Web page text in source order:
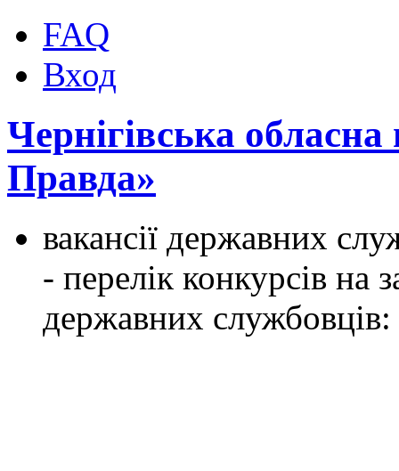
FAQ
Вход
Чернігівська
Правда»
вакансії державних
- перелік конкурсів на
державних службовців: